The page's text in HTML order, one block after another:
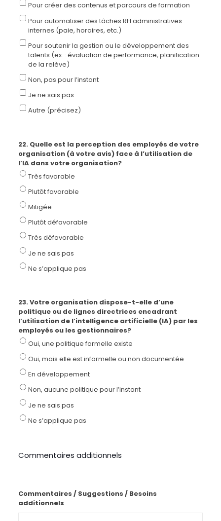
Pour créer des contenus et parcours de formation
Pour automatiser des tâches RH administratives
internes (paie, horaires, etc.)
Pour soutenir la gestion ou le développement des
talents (ex. : évaluation de performance, planification
de la relève)
Non, pas pour l’instant
Je ne sais pas
Autre (précisez)
22. Quelle est la perception des employés de votre
organisation (à votre avis) face à l’utilisation de
l’IA dans votre organisation?
Très favorable
Plutôt favorable
Mitigée
Plutôt défavorable
Très défavorable
Je ne sais pas
Ne s’applique pas
23. Votre organisation dispose-t-elle d’une
politique ou de lignes directrices encadrant
l’utilisation de l’intelligence artificielle (IA) par les
employés ou les gestionnaires?
Oui, une politique formelle existe
Oui, mais elle est informelle ou non documentée
En développement
Non, aucune politique pour l’instant
Je ne sais pas
Ne s’applique pas
Commentaires additionnels
Commentaires / Suggestions / Besoins
additionnels